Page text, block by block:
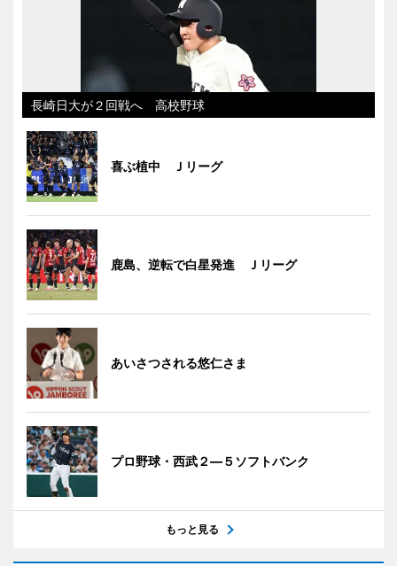
長崎日大が２回戦へ 高校野球
喜ぶ植中 Ｊリーグ
鹿島、逆転で白星発進 Ｊリーグ
あいさつされる悠仁さま
プロ野球・西武２―５ソフトバンク
もっと見る